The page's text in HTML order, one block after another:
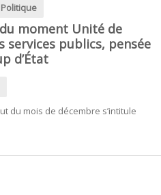
Politique
moment Unité de
publics, pensée
d’État
du mois de décembre s’intitule